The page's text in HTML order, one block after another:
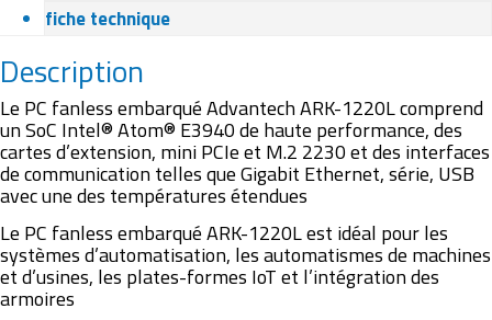
fiche technique
Description
Le PC fanless embarqué Advantech ARK-1220L comprend
un SoC Intel® Atom® E3940 de haute performance, des
cartes d’extension, mini PCIe et M.2 2230 et des interfaces
de communication telles que Gigabit Ethernet, série, USB
avec une des températures étendues
Le PC fanless embarqué ARK-1220L est idéal pour les
systèmes d’automatisation, les automatismes de machines
et d’usines, les plates-formes IoT et l’intégration des
armoires